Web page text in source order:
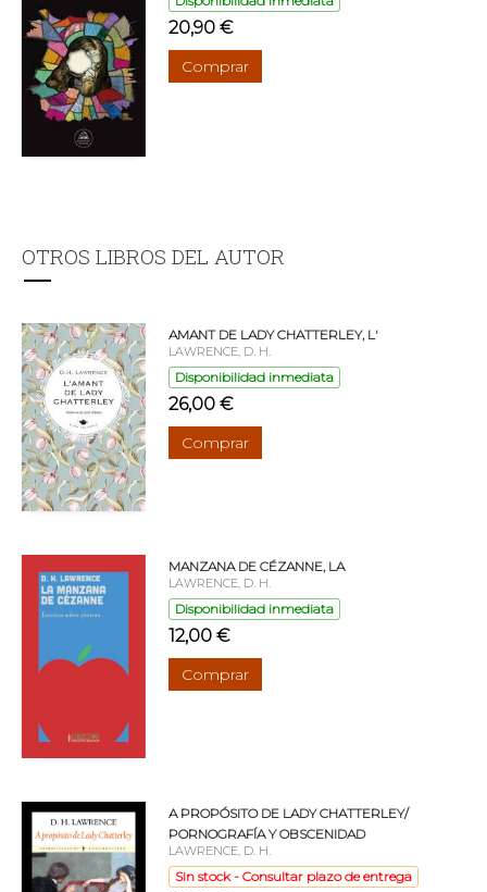
20,90 €
Comprar
OTROS LIBROS DEL AUTOR
AMANT DE LADY CHATTERLEY, L'
LAWRENCE, D. H.
Disponibilidad inmediata
26,00 €
Comprar
MANZANA DE CÉZANNE, LA
LAWRENCE, D. H.
Disponibilidad inmediata
12,00 €
Comprar
A PROPÓSITO DE LADY CHATTERLEY/
PORNOGRAFÍA Y OBSCENIDAD
LAWRENCE, D. H.
Sin stock - Consultar plazo de entrega